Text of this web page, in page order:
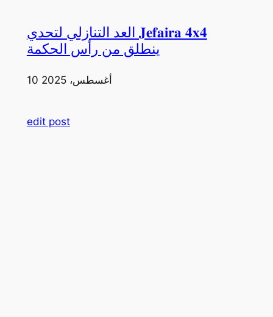
العد التنازلي لتحدي 𝐉𝐞𝐟𝐚𝐢𝐫𝐚 𝟒𝐱𝟒
ينطلق من رأس الحكمة
10 أغسطس، 2025
edit post